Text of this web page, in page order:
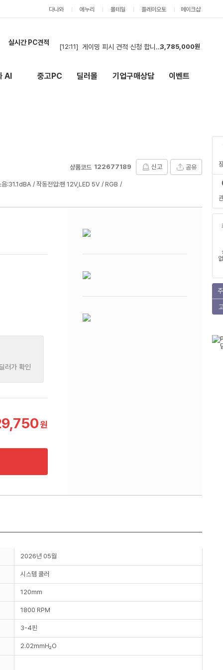
다나와 에누리 몰테일 플레이오토 메이크샵
실시간 PC견적
3,785,000원
[14:18] 견적부탁드립니다
5,114,000원
3,952,000원
AI 중고PC 딜러몰 기업구매상담 이벤트
상품코드 122677189 신고 공유
음:31.1dBA 작동전압:팬 12V,LED 5V
RGB
러가 확인
원
2026년 05월
시스템 쿨러
120mm
1800 RPM
3-4핀
2.02mmH₂O